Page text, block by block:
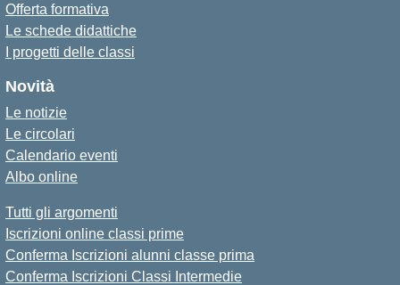
Offerta formativa
Le schede didattiche
I progetti delle classi
Novità
Le notizie
Le circolari
Calendario eventi
Albo online
Tutti gli argomenti
Iscrizioni online classi prime
Conferma Iscrizioni alunni classe prima
Conferma Iscrizioni Classi Intermedie